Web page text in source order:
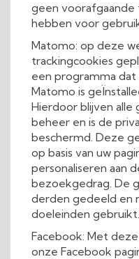
geen voorafgaande
hebben voor
Matomo: op deze
trackingcookies
een programma
Matomo is
Hierdoor blijven alle
beheer en is de
beschermd. Deze
op basis van uw
personaliseren aan
bezoekgedrag. De
derden gedeeld en
doeleinden gebruikt.
Facebook: Met
onze Facebook